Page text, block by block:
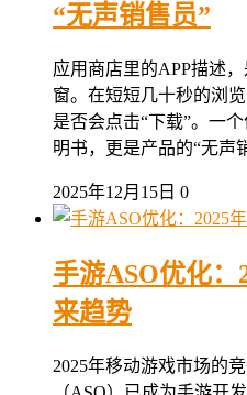
“无声销售员”
应用商店里的APP描述
窗。在短短几十秒的浏
是否会点击“下载”。一
明书，更是产品的“无声
2025年12月15日 0
手游ASO优化：
来趋势
2025年移动游戏市场的